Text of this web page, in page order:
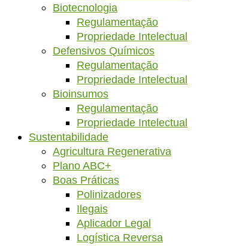
Biotecnologia
Regulamentação
Propriedade Intelectual
Defensivos Químicos
Regulamentação
Propriedade Intelectual
Bioinsumos
Regulamentação
Propriedade Intelectual
Sustentabilidade
Agricultura Regenerativa
Plano ABC+
Boas Práticas
Polinizadores
Ilegais
Aplicador Legal
Logística Reversa